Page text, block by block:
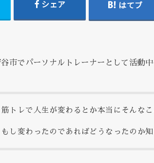
シェア はてブ
市でパーソナルトレーナーとして活動
筋トレで人生が変わるとか本当にそんな
もし変わったのであればどうなったのか知